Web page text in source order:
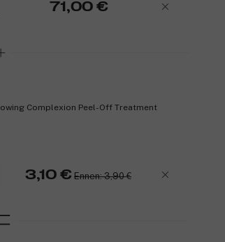
71,00 €
Complexion Peel-Off Treatment
3,10 € Ennen: 3,90 €